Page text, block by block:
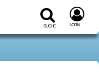
Suche Login